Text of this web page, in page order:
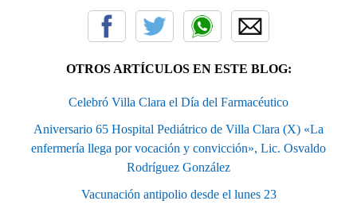
OTROS ARTÍCULOS EN ESTE BLOG:
Celebró Villa Clara el Día del Farmacéutico
Aniversario 65 Hospital Pediátrico de Villa Clara (X) «La
enfermería llega por vocación y convicción», Lic. Osvaldo
Rodríguez González
Vacunación antipolio desde el lunes 23